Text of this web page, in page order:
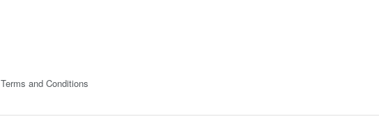
Terms and Conditions